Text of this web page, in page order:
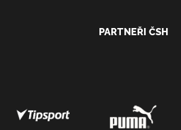
PARTNEŘI ČSH